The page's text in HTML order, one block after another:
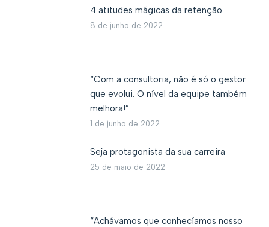
4 atitudes mágicas da retenção
8 de junho de 2022
“Com a consultoria, não é só o gestor
que evolui. O nível da equipe também
melhora!”
1 de junho de 2022
Seja protagonista da sua carreira
25 de maio de 2022
“Achávamos que conhecíamos nosso